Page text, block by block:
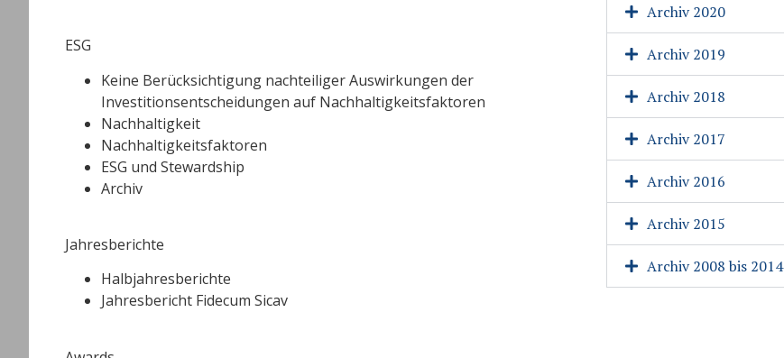
ESG
Keine Berücksichtigung nachteiliger Auswirkungen der
Investitionsentscheidungen auf Nachhaltigkeitsfaktoren
Nachhaltigkeit
Nachhaltigkeitsfaktoren
ESG und Stewardship
Archiv
Jahresberichte
Halbjahresberichte
Jahresbericht Fidecum Sicav
Archiv 2020
Archiv 2019
Archiv 2018
Archiv 2017
Archiv 2016
Archiv 2015
Archiv 2008 bis 2014